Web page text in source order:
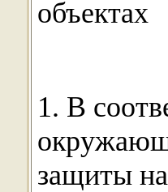
объектах
1. В
защиты